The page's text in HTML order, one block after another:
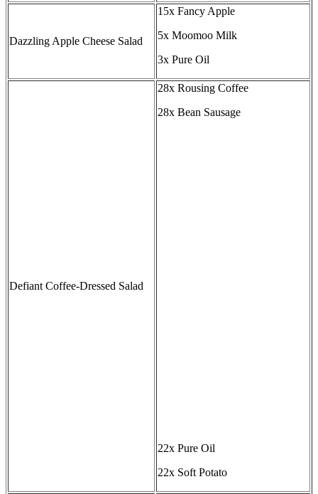
Dazzling Apple Cheese Salad
15x Fancy Apple
5x Moomoo Milk
3x Pure Oil
Defiant Coffee-Dressed Salad
28x Rousing Coffee
28x Bean Sausage
22x Pure Oil
22x Soft Potato